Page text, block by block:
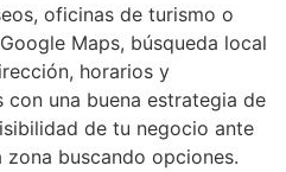
oficinas de turismo o
Maps, búsqueda local
horarios y
con una buena estrategia de
de tu negocio ante
buscando opciones.